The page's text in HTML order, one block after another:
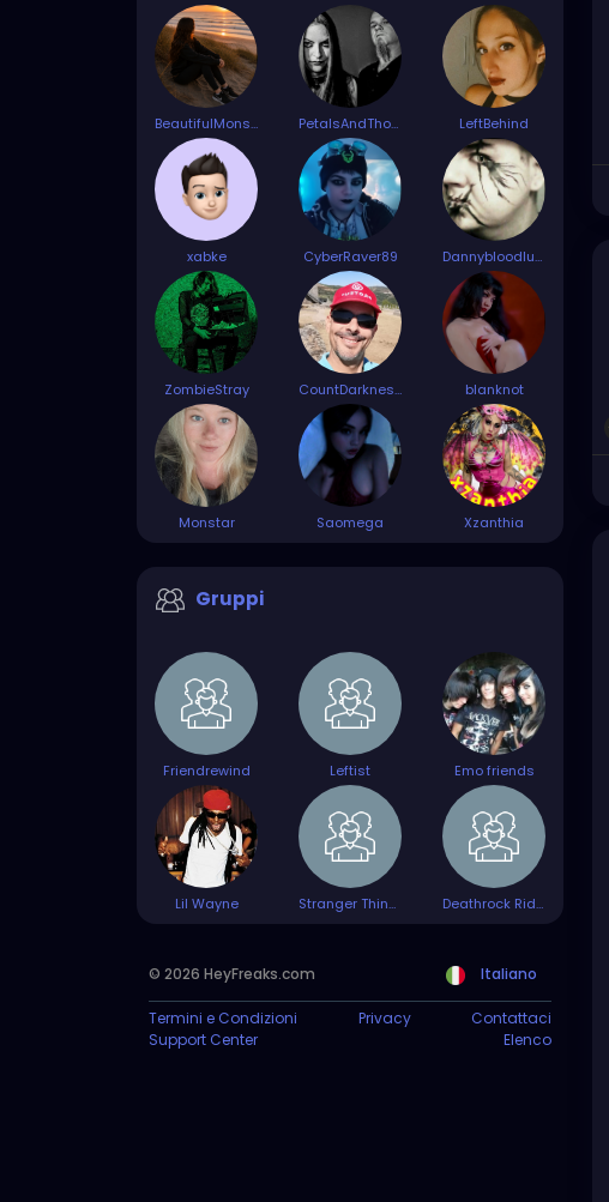
BeautifulMonster PetalsAndThorns LeftBehind
xabke CyberRaver89 Dannybloodlust94
ZombieStray CountDarkness blanknot
Monstar Saomega Xzanthia
Gruppi
Friendrewind Leftist Emo friends
Lil Wayne Stranger Things Deathrock Rides Again
© 2026 HeyFreaks.com Italiano
Termini e Condizioni Privacy
Contattaci
Support Center
Elenco